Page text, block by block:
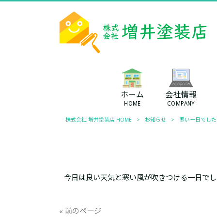
ホーム
HOME
会社情報
COMPANY
株式会社 増井塗装店 HOME > お知らせ > 寒い一日でした
今日は良い天気と寒い風が吹きつける一日で
« 前のページ